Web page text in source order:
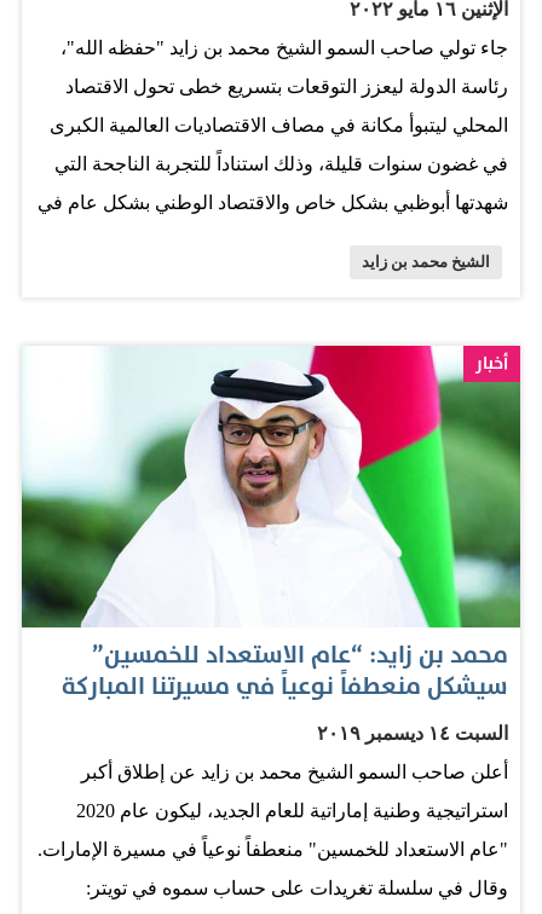
الإثنين ١٦ مايو ٢٠٢٢
جاء تولي صاحب السمو الشيخ محمد بن زايد "حفظه الله"،
رئاسة الدولة ليعزز التوقعات بتسريع خطى تحول الاقتصاد
المحلي ليتبوأ مكانة في مصاف الاقتصاديات العالمية الكبرى
في غضون سنوات قليلة، وذلك استناداً للتجربة الناجحة التي
شهدتها أبوظبي بشكل خاص والاقتصاد الوطني بشكل عام في
الملحوظة ودوره القيادي على مدى ما يقارب من عامين في
تبني الإمارات للمبادرات غير المسبوقة في الكثير من
القطاعات ومنها علوم الفضاء والاتصالات والتكنولوجيا
والصناعات المتقدمة والطاقة البديلة والذكاء الاصطناعي
تمثل علامة ثقة لمواصلة خطوات الدولة المتسارعة نحو
التنمية المستدامة واقتصاد المعرفة بما يحقق الأهداف
المرسومة لتعزيز مكانة الدولة على خارطة الاقتصاد العالمي
حتى 2050. قال وزير الطاقة والبنية التحتية سهيل المزروعي،
إن صاحب السمو الشيخ محمد بن زايد آل نهيان رئيس الدولة،
حفظه الله ورعاه، قائد استثنائي وحكيم يمثل خير خلف لخير
سلف ويعزز الثقة والتفاؤل بتواصل مسيرة البناء والتطوير
والازدهار خلال السنوات المقبلة من عمر الاتحاد، رغم
المصاب الجلل برحيل القائد الكبير صاحب السمو الشيخ خليفة
بن زايد آل نهيان، رحمه الله. وأضاف: «يتمتع سموه بالصفات
القيادية، والعلاقات المتميزة التي تربطه مع قادة دول العالم،
الشيخ محمد بن زايد
أخبار
محمد بن زايد: “عام الاستعداد للخمسين”
سيشكل منعطفاً نوعياً في مسيرتنا المباركة
السبت ١٤ ديسمبر ٢٠١٩
أعلن صاحب السمو الشيخ محمد بن زايد عن إطلاق أكبر
استراتيجية وطنية إماراتية للعام الجديد، ليكون عام 2020
"عام الاستعداد للخمسين" منعطفاً نوعياً في مسيرة الإمارات.
وقال في سلسلة تغريدات على حساب سموه في تويتر: